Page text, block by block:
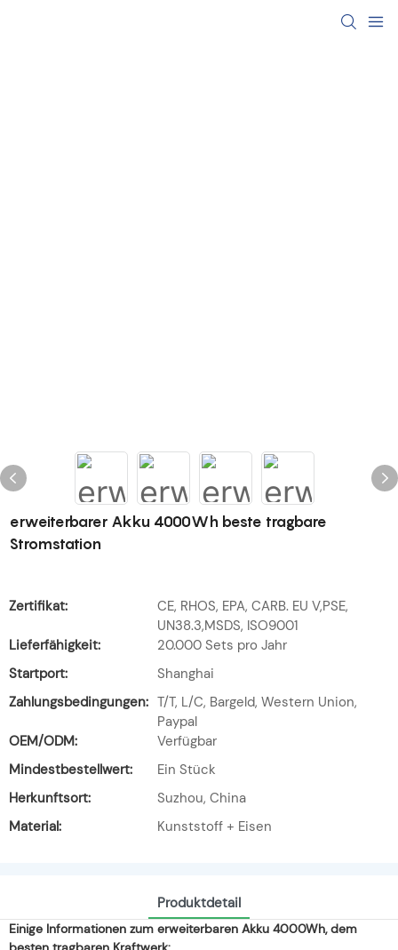
erweiterbarer Akku 4000Wh beste tragbare
Stromstation
Zertifikat:
CE, RHOS, EPA, CARB. EU V,PSE,
UN38.3,MSDS, ISO9001
Lieferfähigkeit:
20.000 Sets pro Jahr
Startport:
Shanghai
Zahlungsbedingungen: T/T, L/C, Bargeld, Western Union,
Paypal
OEM/ODM:
Verfügbar
Mindestbestellwert:
Ein Stück
Herkunftsort:
Suzhou, China
Material:
Kunststoff + Eisen
Produktdetail
Einige Informationen zum erweiterbaren Akku 4000Wh, dem